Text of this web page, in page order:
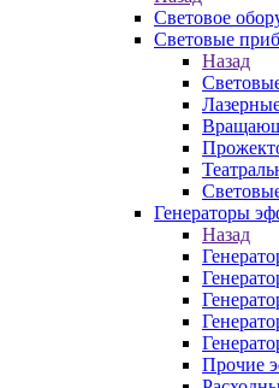
Световое
Световые
Назад
Генераторы
Назад
Прочие